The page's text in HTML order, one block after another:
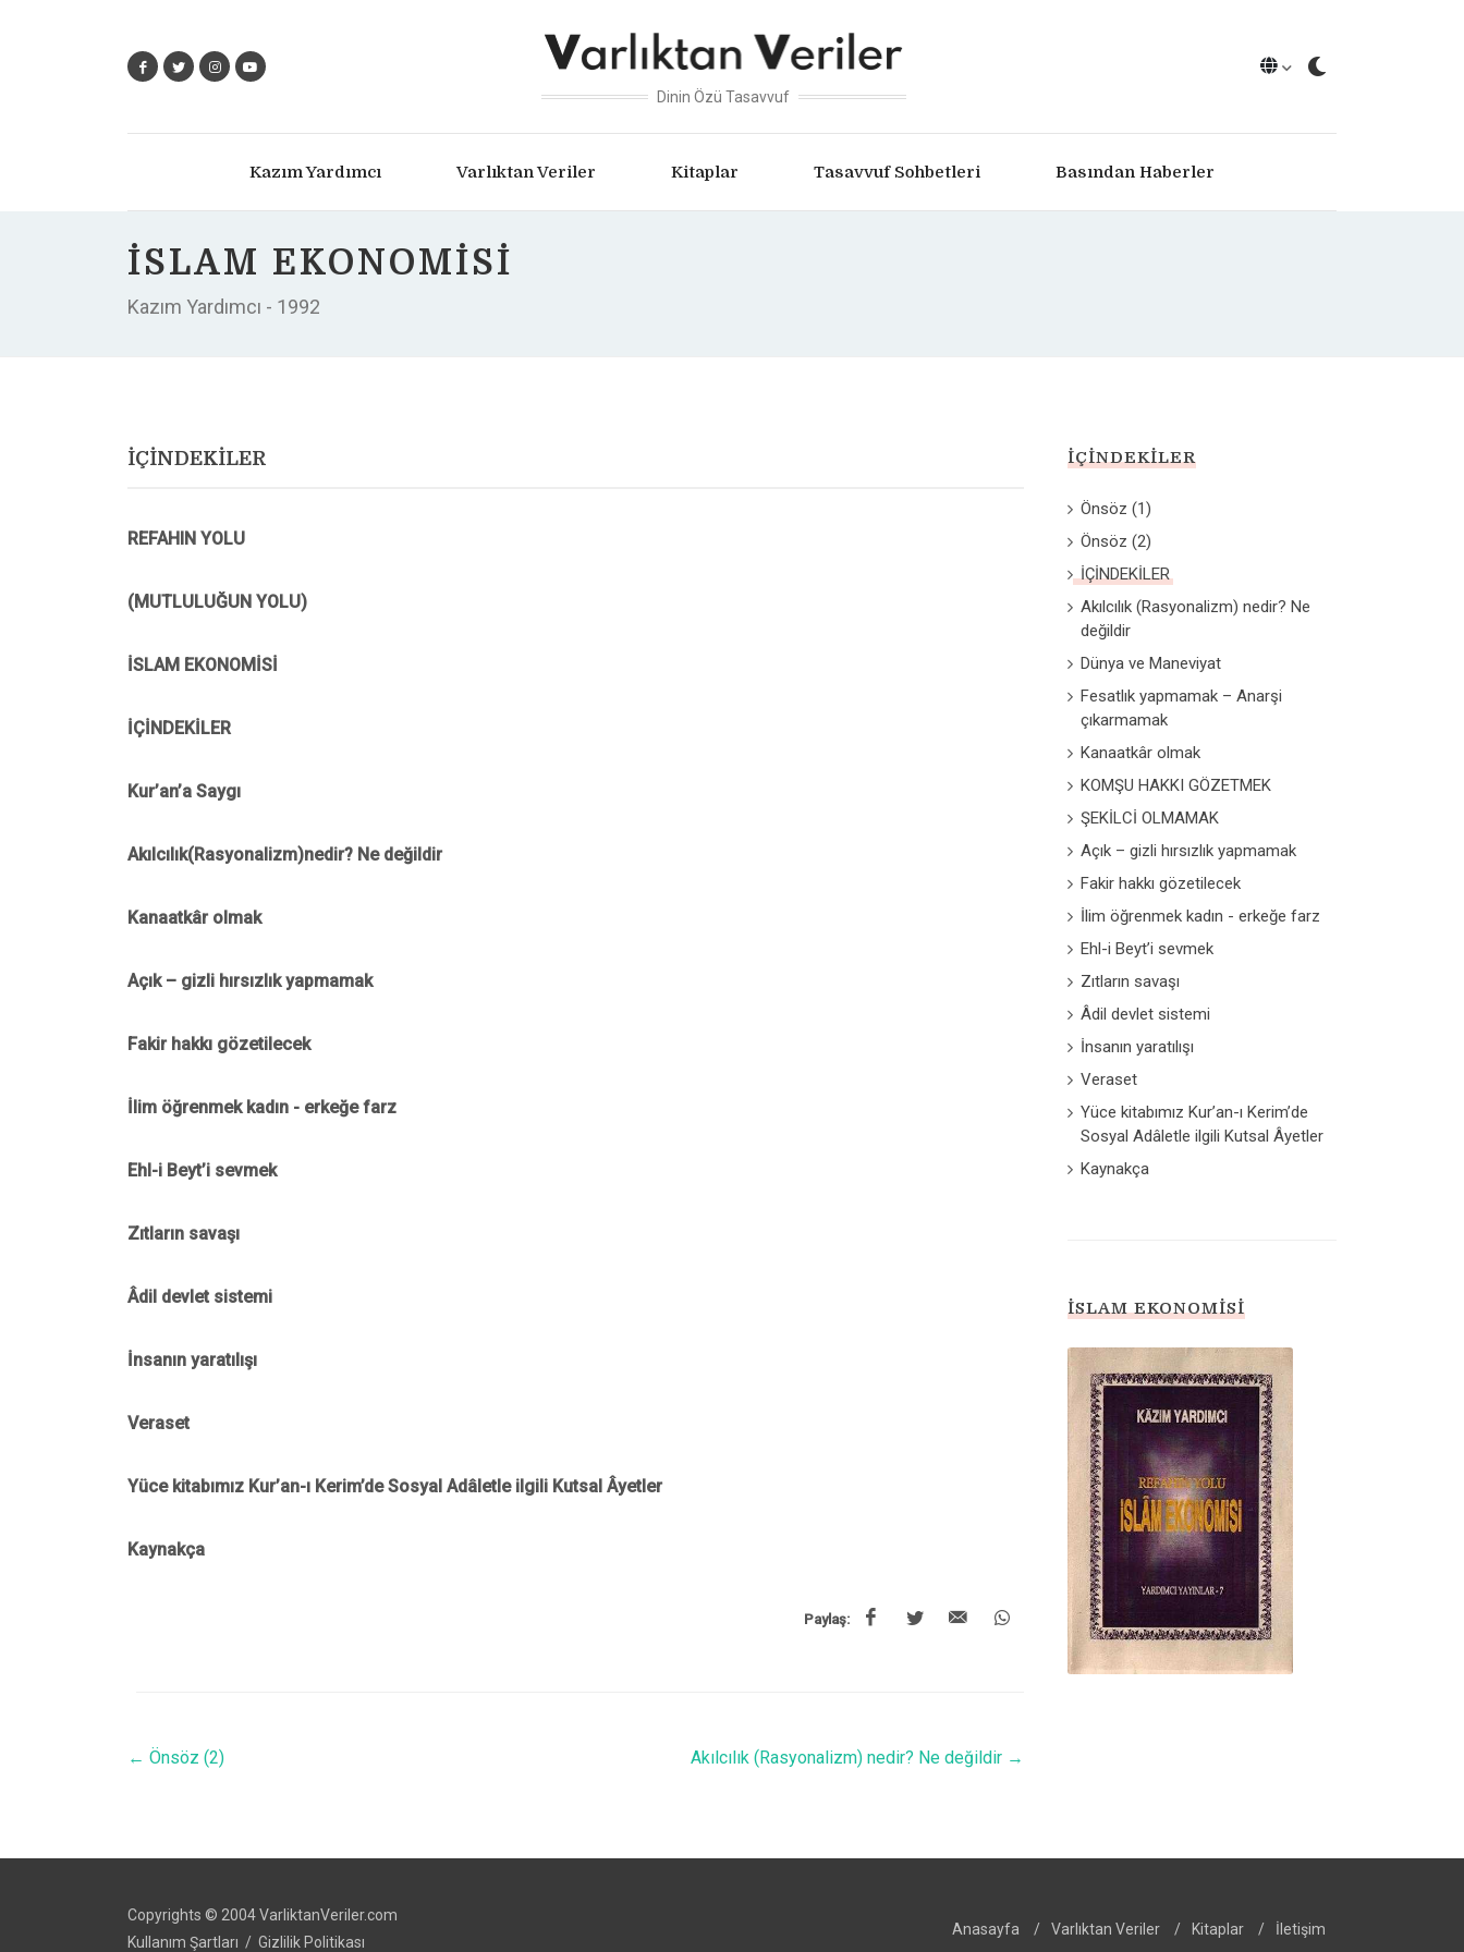
Dinin Özü Tasavvuf
Kazım Yardımcı Varlıktan Veriler Kitaplar Tasavvuf Sohbetleri Basından Haberler
İSLAM EKONOMISI
Kazım Yardımcı - 1992
İÇİNDEKİLER
REFAHIN YOLU
(MUTLULUĞUN YOLU)
İSLAM EKONOMİSİ
İÇİNDEKİLER
Kur’an’a Saygı
Akılcılık(Rasyonalizm)nedir? Ne değildir
Kanaatkâr olmak
Açık – gizli hırsızlık yapmamak
Fakir hakkı gözetilecek
İlim öğrenmek kadın - erkeğe farz
Ehl-i Beyt’i sevmek
Zıtların savaşı
Âdil devlet sistemi
İnsanın yaratılışı
Veraset
Yüce kitabımız Kur’an-ı Kerim’de Sosyal Adâletle ilgili Kutsal Âyetler
Kaynakça
Paylaş:
← Önsöz (2) Akılcılık (Rasyonalizm) nedir? Ne değildir→
İÇINDEKILER
Önsöz (1)
Önsöz (2)
İÇİNDEKİLER
Akılcılık (Rasyonalizm) nedir? Ne
değildir
Dünya ve Maneviyat
Fesatlık yapmamak – Anarşi
çıkarmamak
Kanaatkâr olmak
KOMŞU HAKKI GÖZETMEK
ŞEKİLCİ OLMAMAK
Açık – gizli hırsızlık yapmamak
Fakir hakkı gözetilecek
İlim öğrenmek kadın - erkeğe farz
Ehl-i Beyt’i sevmek
Zıtların savaşı
Âdil devlet sistemi
İnsanın yaratılışı
Veraset
Yüce kitabımız Kur’an-ı Kerim’de
Sosyal Adâletle ilgili Kutsal Âyetler
Kaynakça
İSLAM EKONOMISI
Copyrights © 2004 VarliktanVeriler.com
Kullanım Şartları / Gizlilik Politikası
Anasayfa / Varlıktan Veriler / Kitaplar / İletişim